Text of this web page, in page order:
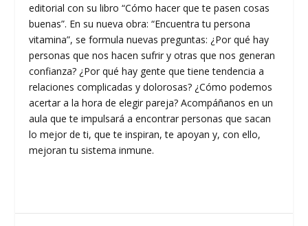
editorial con su libro “Cómo hacer que te pasen cosas
buenas”. En su nueva obra: “Encuentra tu persona
vitamina”, se formula nuevas preguntas: ¿Por qué hay
personas que nos hacen sufrir y otras que nos generan
confianza? ¿Por qué hay gente que tiene tendencia a
relaciones complicadas y dolorosas? ¿Cómo podemos
acertar a la hora de elegir pareja? Acompáñanos en un
aula que te impulsará a encontrar personas que sacan
lo mejor de ti, que te inspiran, te apoyan y, con ello,
mejoran tu sistema inmune.